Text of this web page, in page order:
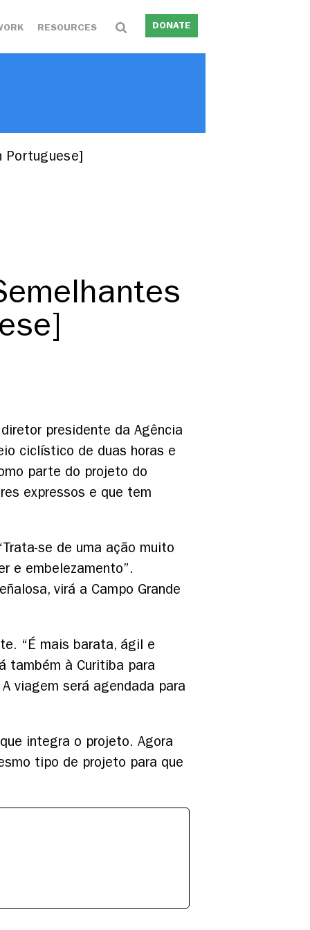
RESOURCES DONATE
Portuguese]
presidente da Agência
ciclístico de duas horas e
parte do projeto do
expressos e que tem
se de uma ação muito
e embelezamento”.
virá a Campo Grande
“É mais barata, ágil e
também à Curitiba para
viagem será agendada para
integra o projeto. Agora
tipo de projeto para que